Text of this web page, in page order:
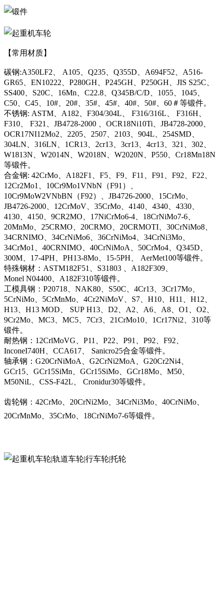
【常用材质】
碳钢:A350LF2、 A105、Q235、Q355D、A694F52、A516-
GR65、EN10222、P280GH、P245GH、P250GH、JIS S25C、
SS400、S20C、16Mn、C22.8、Q345B/C/D、1055、1045、
C50、C45、10#、20#、35#、45#、40#、50#、60＃等锻件。
不锈钢: ASTM、A182、F304/304L、 F316/316L、 F316H、
F310、 F321、JB4728-2000 、OCR18Ni10Ti、JB4728-2000、
OCR17NI12Mo2、2205、2507、2103、904L、254SMD、
304LN、316LN、1CR13、2cr13、3cr13、4cr13、321、302、
W1813N、W2014N、W2018N、W2020N、P550、Cr18Mn18N
等锻件。
合金钢: 42CrMo、A182F1、F5、F9、F11、F91、F92、F22、
12Cr2Mo1、10Cr9Mo1VNbN（F91）、
10Cr9MoW2VNbBN（F92）、JB4726-2000、15CrMo、
JB4726-2000、12CrMoV、35CrMo、4140、4340、4330、
4130、4150、9CR2MO、17NiCrMo6-4、18CrNiMo7-6、
20MnMo、25CRMO、20CRMO、20CRMOTI、30CrNiMo8、
34CRNIMO、34CrNiMo6、36CrNiMo4、34CrNi3Mo、
34CrMo1、40CRNIMO、40CrNiMoA、50CrMo4、Q345D、
300M、17-4PH、PH13-8Mo、15-5PH、 AerMet100等锻件。
特殊钢材：ASTM182F51、S31803 、A182F309、
Monel N04400、A182F310等锻件。
工模具钢：P20718、NAK80、S50C、4Cr13、3Cr17Mo、
5CrNiMo、5CrMnMo、4Cr2NiMoV、S7、H10、H11、H12、
H13、H13 MOD、 SUP H13、D2、A2、A6、A8、O1、O2、
9Cr2Mo、MC3、MC5、7Cr3、21CrMo10、1Cr17Ni2、310等
锻件。
耐热钢：12CrlMoVG、P11、P22、P91、P92、F92、
InconeI740H、CCA617、 Sanicro25合金等锻件。
轴承钢：G20CrNiMoA、G2CrNi2MoA、G20Cr2Ni4、
GCr15、GCr15SiMn、GCr15SiMo、GCr18Mo、M50、
M50NiL、CSS-F42L、 Cronidur30等锻件。
齿轮钢：42CrMo、20CrNi2Mo、34CrNi3Mo、40CrNiMo、
20CrMnMo、35CrMo、18CrNiMo7-6等锻件。